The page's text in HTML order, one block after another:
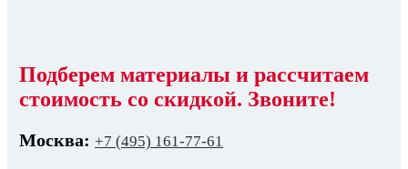
Подберем материалы и рассчитаем
стоимость со скидкой. Звоните!
Москва: +7 (495) 161-77-61